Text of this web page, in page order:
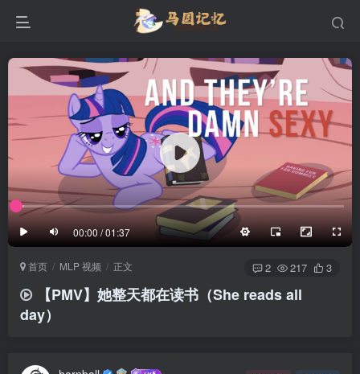
00:00 / 01:37
滚动顶部底部
防止弹幕重叠
同步视频速度
100%
1/4 半屏 3/4 满屏
3/4
25px
极慢 适中 极快
适中
滚动顶部底部
发送
首页 MLP 视频 正文 2 217 3
【PMV】她整天都在读书（She reads all
day）